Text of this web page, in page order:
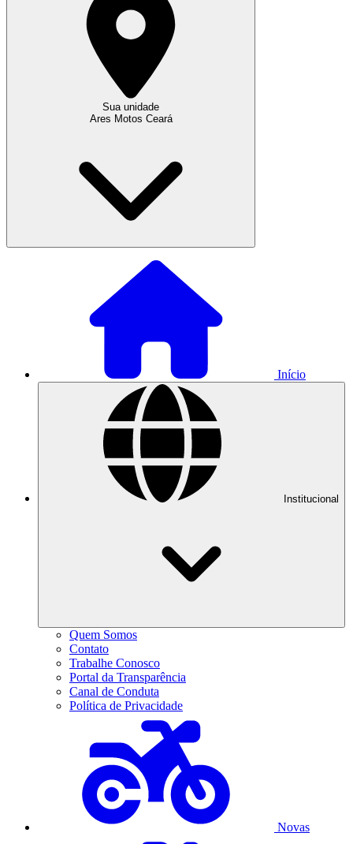
Sua unidade
Ares Motos Ceará
Início
Institucional
Quem Somos
Contato
Trabalhe Conosco
Portal da Transparência
Canal de Conduta
Política de Privacidade
Novas